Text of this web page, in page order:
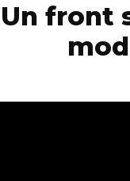
Un front